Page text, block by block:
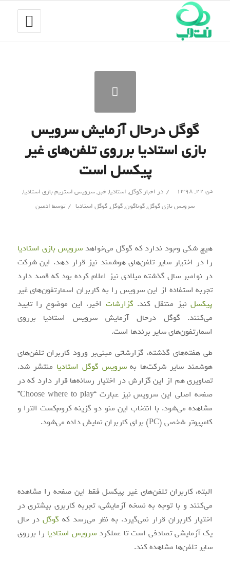
گوگل درحال آزمایش سرویس
بازی استادیا برروی تلفن‌های غیر
پیکسل است
دی ۲۲, ۱۳۹۸ / در اخبار گوگل, استادیا,خبر,سرویس استریم بازی استادیا,
سرویس بازی گوگل,گوناگون,گوگل,گوگل استادیا / توسط ادمین
هیچ شکی وجود ندارد که گوگل می‌خواهدسرویس بازی استادیا
را در اختیار سایر تلفن‌های هوشمند نیز قرار دهد. این شرکت
در نوامبر سال گذشته میلادی نیز اعلام کرده بود که قصد دارد
تجربه استفاده از این سرویس را به کاربران اسمارتفون‌های غیر
پیکسلنیز منتقل کند. گزارشات اخیر، این موضوع را تایید
می‌کنند. گوگل درحال آزمایش سرویس استادیا برروی
اسمارتفون‌های سایر برندها است.
طی هفته‌های گذشته، گزارشاتی مبنی‌بر ورود کاربران تلفن‌های
هوشمند سایر شرکت‌ها بهسرویس گوگل استادیا منتشر شد.
تصاویری هم از این گزارش در اختیار رسانه‌ها قرار دارد که در
صفحه اصلی این سرویس نیز عبارت “Choose where to play”
مشاهده می‌شود. با انتخاب این منو دو گزینه کروم‌کست الترا و
کامپیوتر شخصی (PC) برای کاربران نمایش داده می‌شود.
البته، کاربران تلفن‌های غیر پیکسل فقط این صفحه را مشاهده
می‌کنند و با توجه به نسخه آزمایشی، تجربه کاربری بیشتری در
اختیار کاربران قرار نمی‌گیرد. به نظر می‌رسد که گوگلدر حال
یک آزمایشی تصادفی است تا عملکرد سرویس استادیا را برروی
سایر تلفن‌ها مشاهده کند.